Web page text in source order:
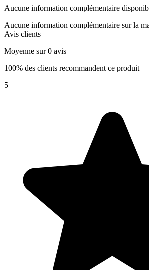
Aucune information complémentaire
Aucune information complémentaire sur la
Avis clients
Moyenne sur 0 avis
100% des clients recommandent ce produit
5